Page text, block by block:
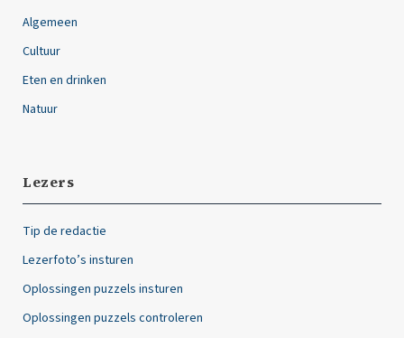
Algemeen
Cultuur
Eten en drinken
Natuur
Lezers
Tip de redactie
Lezerfoto’s insturen
Oplossingen puzzels insturen
Oplossingen puzzels controleren